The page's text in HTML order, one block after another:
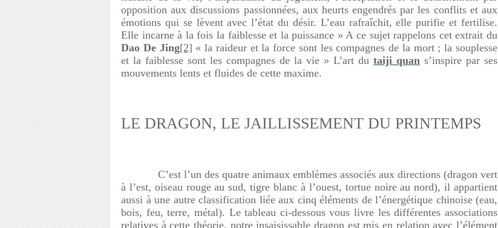
opposition aux discussions passionnées, aux heurts engendrés par les conflits et aux
émotions qui se lèvent avec l’état du désir. L’eau rafraîchit, elle purifie et fertilise.
Elle incarne à la fois la faiblesse et la puissance » A ce sujet rappelons cet extrait du
Dao De Jing[2] « la raideur et la force sont les compagnes de la mort ; la souplesse
et la faiblesse sont les compagnes de la vie » L’art du taiji quan s’inspire par ses
mouvements lents et fluides de cette maxime.
LE DRAGON, LE JAILLISSEMENT DU PRINTEMPS
C’est l’un des quatre animaux emblèmes associés aux directions (dragon vert
à l’est, oiseau rouge au sud, tigre blanc à l’ouest, tortue noire au nord), il appartient
aussi à une autre classification liée aux cinq éléments de l’énergétique chinoise (eau,
bois, feu, terre, métal). Le tableau ci-dessous vous livre les différentes associations
relatives à cette théorie, notre insaisissable dragon est mis en relation avec l’élément